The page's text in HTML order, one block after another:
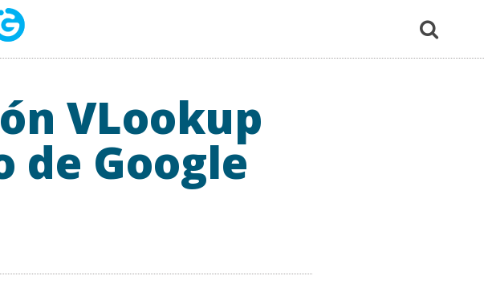
VLookup
de Google